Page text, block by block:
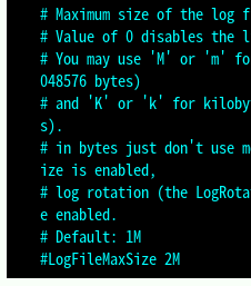
# Maximum size of the log
# Value of 0 disables the
# You may use 'M' or 'm'
048576 bytes)
# and 'K' or 'k' for
s).
# in bytes just don't use
ize is enabled,
# log rotation (the
e enabled.
# Default: 1M
#LogFileMaxSize 2M